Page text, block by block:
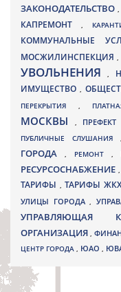
ЗАКОНОДАТЕЛЬСТВО ,
КАПРЕМОНТ ,
КОММУНАЛЬНЫЕ
МОСЖИЛИНСПЕКЦИЯ,
УВОЛЬНЕНИЯ,
ИМУЩЕСТВО ,
ПЕРЕКРЫТИЯ ,
МОСКВЫ
, ПРЕФЕКТ
ПУБЛИЧНЫЕ СЛУШАНИЯ
ГОРОДА
, РЕМОНТ ,
РЕСУРСОСНАБЖЕНИЕ,
ТАРИФЫ , ТАРИФЫ
УЛИЦЫ ГОРОДА ,
УПРАВЛЯЮЩАЯ
ОРГАНИЗАЦИЯ,
ЦЕНТР ГОРОДА , ЮАО ,